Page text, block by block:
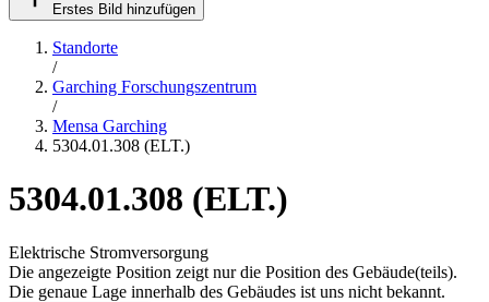
Erstes Bild hinzufügen
Standorte
/
Garching Forschungszentrum
/
Mensa Garching
5304.01.308 (ELT.)
5304.01.308 (ELT.)
Elektrische Stromversorgung
Die angezeigte Position zeigt nur die Position des Gebäude(teils).
Die genaue Lage innerhalb des Gebäudes ist uns nicht bekannt.